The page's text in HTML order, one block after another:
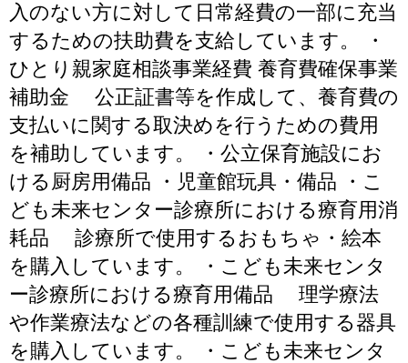
入のない方に対して日常経費の一部に充当
するための扶助費を支給しています。 ・
ひとり親家庭相談事業経費 養育費確保事業
補助金 公正証書等を作成して、養育費の
支払いに関する取決めを行うための費用
を補助しています。 ・公立保育施設にお
ける厨房用備品 ・児童館玩具・備品 ・こ
ども未来センター診療所における療育用消
耗品 診療所で使用するおもちゃ・絵本
を購入しています。 ・こども未来センタ
ー診療所における療育用備品 理学療法
や作業療法などの各種訓練で使用する器具
を購入しています。 ・こども未来センタ